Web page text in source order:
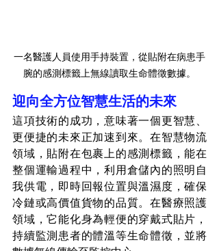
一名醫護人員使用手持裝置，從貼附在病患手
腕的感測標籤上無線讀取生命體徵數據。
迎向全方位智慧生活的未來
這項技術的成功，意味著一個更智慧、
更便捷的未來正加速到來。在智慧物流
領域，貼附在包裹上的感測標籤，能在
整個運輸過程中，利用倉儲內的照明自
我供電，即時回報位置與溫濕度，確保
冷鏈或高價值貨物的品質。在醫療照護
領域，它能化身為輕便的穿戴式貼片，
持續監測患者的體溫等生命體徵，並將